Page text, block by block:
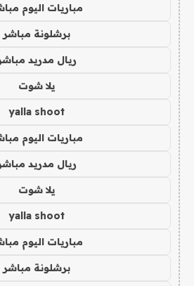
مباريات اليوم
برشلونة مباشر
ريال مدريد
يلا شوت
yalla shoot
مباريات اليوم
ريال مدريد
يلا شوت
yalla shoot
مباريات اليوم
برشلونة مباشر